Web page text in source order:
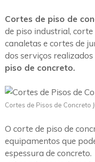
Cortes de piso de
de piso industrial,
canaletas e cortes de
dos serviços
piso de concreto.
Cortes de Pisos de Concreto
O corte de piso de
equipamentos que
espessura de